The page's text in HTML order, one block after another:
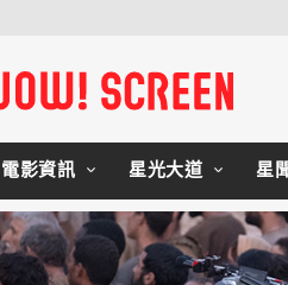
電影資訊 星光大道 星